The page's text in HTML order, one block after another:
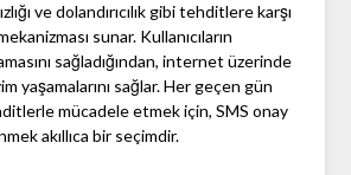
ve dolandırıcılık gibi tehditlere karşı
sunar. Kullanıcıların
sağladığından, internet üzerinde
yaşamalarını sağlar. Her geçen gün
mücadele etmek için, SMS onay
akıllıca bir seçimdir.